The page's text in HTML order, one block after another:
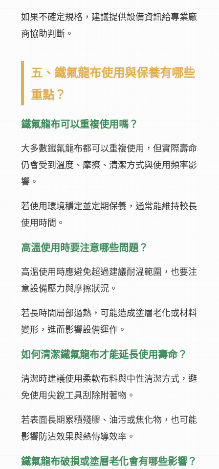
如果不確定規格，建議提供設備資訊給專業廠
商協助判斷。
五、鐵氟龍布使用與保養有哪些
重點？
鐵氟龍布可以重複使用嗎？
大多數鐵氟龍布都可以重複使用，但實際壽命
仍會受到溫度、摩擦、清潔方式與使用頻率影
響。
若使用環境穩定並定期保養，通常能維持較長
使用時間。
高溫使用時要注意哪些問題？
高溫使用時應避免超過建議耐溫範圍，也要注
意設備壓力與摩擦狀況。
若長時間局部過熱，可能造成塗層老化或材料
變形，進而影響設備運作。
如何清潔鐵氟龍布才能延長使用壽命？
清潔時建議使用柔軟布料與中性清潔方式，避
免使用尖銳工具刮除附著物。
若表面長期累積殘膠、油污或焦化物，也可能
影響防沾效果與熱傳導效率。
鐵氟龍布破損或塗層老化會有哪些影響？